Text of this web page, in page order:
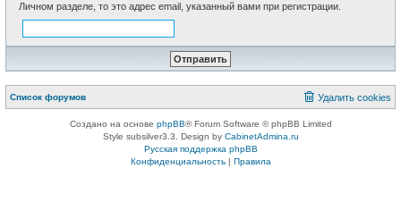
Личном разделе, то это адрес email, указанный вами при регистрации.
Список форумов Удалить cookies
Создано на основе phpBB® Forum Software © phpBB Limited
Style subsilver3.3. Design by CabinetAdmina.ru
Русская поддержка phpBB
Конфиденциальность| Правила